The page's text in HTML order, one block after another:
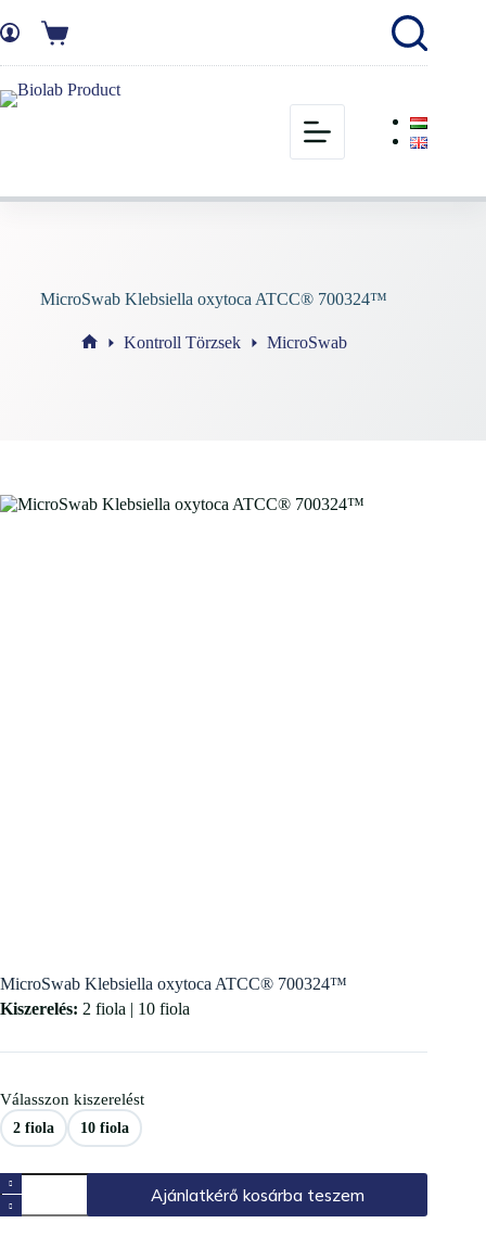
MicroSwab Klebsiella oxytoca ATCC® 700324™
Kontroll Törzsek MicroSwab
MicroSwab Klebsiella oxytoca ATCC® 700324™
Kiszerelés: 2 fiola | 10 fiola
Válasszon kiszerelést
2 fiola 10 fiola
Ajánlatkérő kosárba teszem